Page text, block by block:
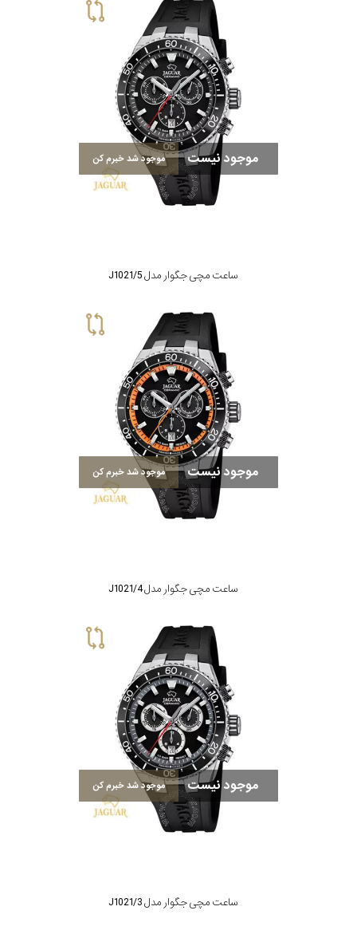
موجود نیست موجود شد خبرم کن
ساعت مچی جگوار مدل J1021/5
موجود نیست موجود شد خبرم کن
ساعت مچی جگوار مدل J1021/4
موجود نیست موجود شد خبرم کن
ساعت مچی جگوار مدل J1021/3